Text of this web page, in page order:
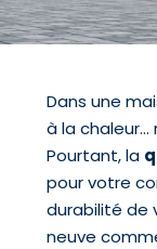
Dans une
à la chaleur…
Pourtant, la
pour votre
durabilité de
neuve